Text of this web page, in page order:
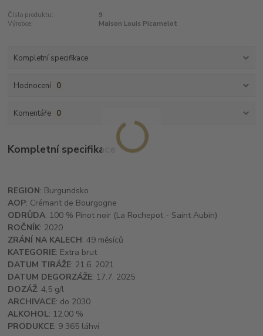
Číslo produktu:
9
Výrobce:
Maison Louis Picamelot
Kompletní specifikace
Hodnocení 0
Komentáře 0
Kompletní specifikace
REGION: Burgundsko
AOP: Crémant de Bourgogne
ODRŮDA: 100 % Pinot noir (La Rochepot - Saint Aubin)
ROČNÍK: 2020
ZRÁNÍ NA KALECH: 49 měsíců
KATEGORIE: Extra brut
DATUM TIRÁŽE: 21.6. 2021
DATUM DEGORZÁŽE: 17.7. 2025
DOZÁŽ: 4,5 g/l
ARCHIVACE: do 2030
ALKOHOL: 12,00 %
PRODUKCE: 9 365 láhví